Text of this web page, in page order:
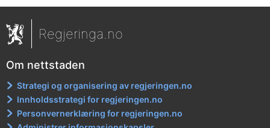
Regjeringa.no
Om nettstaden
Strategi og organisering av regjeringen.no
Innholdsstrategi for regjeringen.no
Personvernerklæring for regjeringen.no